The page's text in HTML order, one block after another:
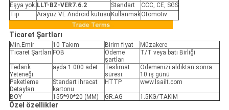
Eşya yok. LLT-BZ-VER7.6.2 Standart
CCC, CE, SGS
Tip
Arayüz VE Android kutusu KullanmakOtomotiv
Ticaret Şartları
Min.Emir 10 Takım Birim fiyat
Müzakere
Ticaret Şartları FOB
Ödeme
şartları
T/T veya batı Birliği
Tedarik
Yeteneği:
ayda 1.000 adet
Teslimat
süresi:
Ödemenizi aldıktan sonra
10 iş günü
Paketleme
Detayları:
Standart ihracat
kartonu
HTTP www.lsailt.com
BOY 155*90*20 (MM) GR.AG 1.5KG/TAKIM
Özel özellikler